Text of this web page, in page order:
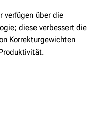
verfügen über die
diese verbessert die
Korrekturgewichten